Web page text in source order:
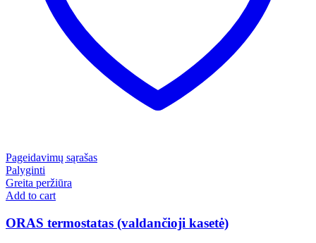
Pageidavimų sąrašas
Palyginti
Greita peržiūra
Add to cart
ORAS termostatas (valdančioji kasetė)